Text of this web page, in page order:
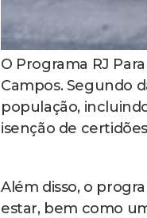
O Programa RJ
Campos. Segundo
população,
isenção de
Além disso, o
estar, bem como